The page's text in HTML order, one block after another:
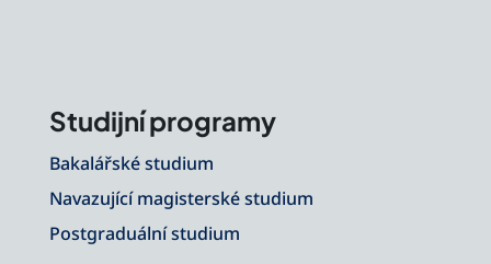
Studijní programy
Bakalářské studium
Navazující magisterské studium
Postgraduální studium